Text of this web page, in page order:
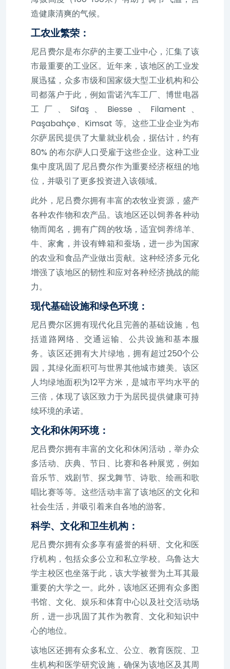
造健康清爽的气候。
工农业繁荣：
尼吕费尔是布尔萨的主要工业中心，汇集了该
市最重要的工业区。近年来，该地区的工业发
展迅猛，众多市级和国家级大型工业机构和公
司都落户于此，例如雷诺汽车工厂、博世电器
工厂、Sifaş、Biesse、Filament、
Paşabahçe、Kimsat 等。这些工业企业为布
尔萨居民提供了大量就业机会，据估计，约有
80% 的布尔萨人口受雇于这些企业。这种工业
集中度巩固了尼吕费尔作为重要经济枢纽的地
位，并吸引了更多投资进入该领域。
此外，尼吕费尔拥有丰富的农牧业资源，盛产
各种农作物和农产品。该地区还以饲养各种动
物而闻名，拥有广阔的牧场，适宜饲养绵羊、
牛、家禽，并设有蜂箱和蚕场，进一步为国家
的农业和食品产业做出贡献。这种经济多元化
增强了该地区的韧性和应对各种经济挑战的能
力。
现代基础设施和绿色环境：
尼吕费尔区拥有现代化且完善的基础设施，包
括道路网络、交通运输、公共设施和基本服
务。该区还拥有大片绿地，拥有超过250个公
园，其绿化面积可与世界其他城市媲美。该区
人均绿地面积为12平方米，是城市平均水平的
三倍，体现了该区致力于为居民提供健康可持
续环境的承诺。
文化和休闲环境：
尼吕费尔拥有丰富的文化和休闲活动，举办众
多活动、庆典、节日、比赛和各种展览，例如
音乐节、戏剧节、探戈舞节、诗歌、绘画和歌
唱比赛等等。这些活动丰富了该地区的文化和
社会生活，并吸引着来自各地的游客。
科学、文化和卫生机构：
尼吕费尔拥有众多享有盛誉的科研、文化和医
疗机构，包括众多公立和私立学校。乌鲁达大
学主校区也坐落于此，该大学被誉为土耳其最
重要的大学之一。此外，该地区还拥有众多图
书馆、文化、娱乐和体育中心以及社交活动场
所，进一步巩固了其作为教育、文化和知识中
心的地位。
该地区还拥有众多私立、公立、教育医院、卫
生机构和医学研究设施，确保为该地区及其周